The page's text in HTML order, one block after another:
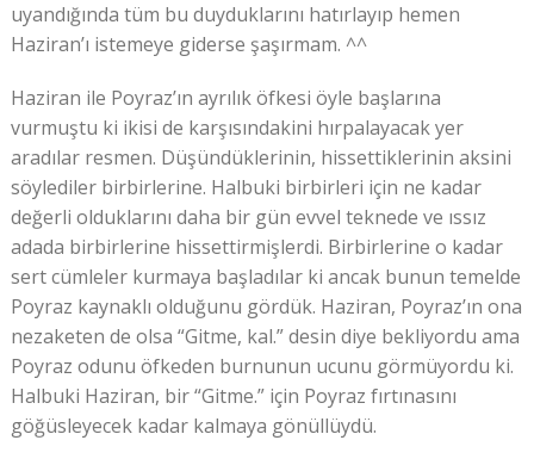
uyandığında tüm bu duyduklarını hatırlayıp hemen
Haziran’ı istemeye giderse şaşırmam. ^^
Haziran ile Poyraz’ın ayrılık öfkesi öyle başlarına
vurmuştu ki ikisi de karşısındakini hırpalayacak yer
aradılar resmen. Düşündüklerinin, hissettiklerinin aksini
söylediler birbirlerine. Halbuki birbirleri için ne kadar
değerli olduklarını daha bir gün evvel teknede ve ıssız
adada birbirlerine hissettirmişlerdi. Birbirlerine o kadar
sert cümleler kurmaya başladılar ki ancak bunun temelde
Poyraz kaynaklı olduğunu gördük. Haziran, Poyraz’ın ona
nezaketen de olsa “Gitme, kal.” desin diye bekliyordu ama
Poyraz odunu öfkeden burnunun ucunu görmüyordu ki.
Halbuki Haziran, bir “Gitme.” için Poyraz fırtınasını
göğüsleyecek kadar kalmaya gönüllüydü.